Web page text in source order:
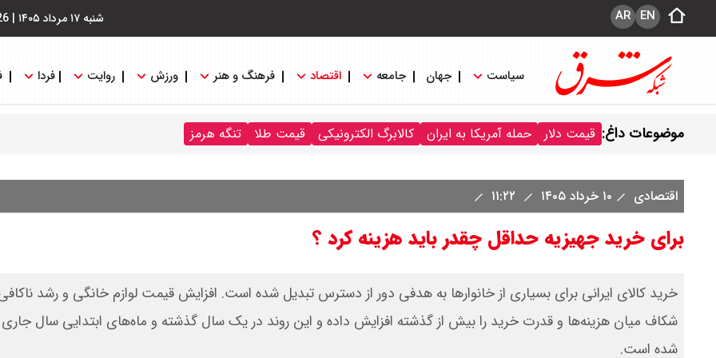
شنبه ۱۷ مرداد ۱۴۰۵ | EN
AR
سیاست جهان جامعه اقتصاد فرهنگ و هنر ورزش روایت فردا
موضوعات داغ: قیمت دلار حمله آمریکا به ایران کالابرگ الکترونیکی قیمت طلا تنگه هرمز
اقتصادی ۱۰ خرداد ۱۴۰۵
برای خرید جهیزیه حداقل چقدر باید هزینه کرد ؟
خرید کالای ایرانی برای بسیاری از خانوارها به هدفی دور از دسترس تبدیل شده است. افزایش قیمت لوازم خانگی و رشد
شکاف میان هزینه‌ها و قدرت خرید را بیش از گذشته افزایش داده و این روند در یک سال گذشته و ماه‌های ابتدایی سال
شده است.